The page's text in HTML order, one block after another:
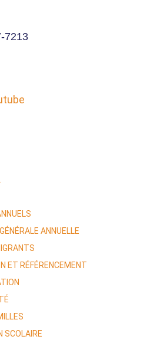
7213
ANNUELLE
ET RÉFÉRENCEMENT
SCOLAIRE